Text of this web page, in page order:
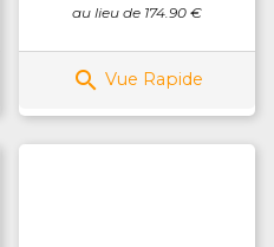
au lieu de 174.90 €
 Vue Rapide